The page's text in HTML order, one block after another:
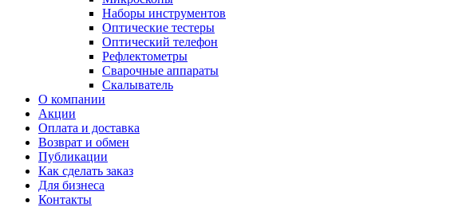
Наборы инструментов
Оптические тестеры
Оптический телефон
Рефлектометры
Сварочные аппараты
Скалыватель
О компании
Акции
Оплата и доставка
Возврат и обмен
Публикации
Как сделать заказ
Для бизнеса
Контакты